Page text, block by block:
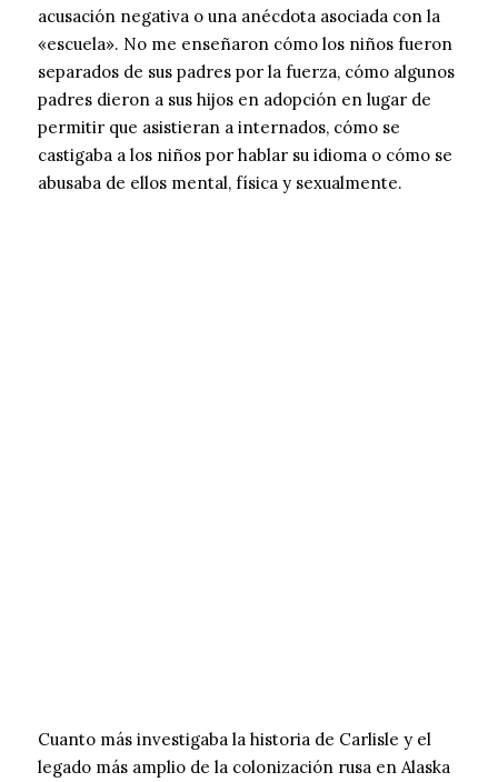
acusación negativa o una anécdota asociada con la
«escuela». No me enseñaron cómo los niños fueron
separados de sus padres por la fuerza, cómo algunos
padres dieron a sus hijos en adopción en lugar de
permitir que asistieran a internados, cómo se
castigaba a los niños por hablar su idioma o cómo se
abusaba de ellos mental, física y sexualmente.
Cuanto más investigaba la historia de Carlisle y el
legado más amplio de la colonización rusa en Alaska